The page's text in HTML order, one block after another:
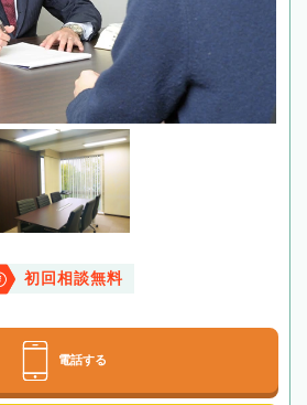
初回相談無料
電話する